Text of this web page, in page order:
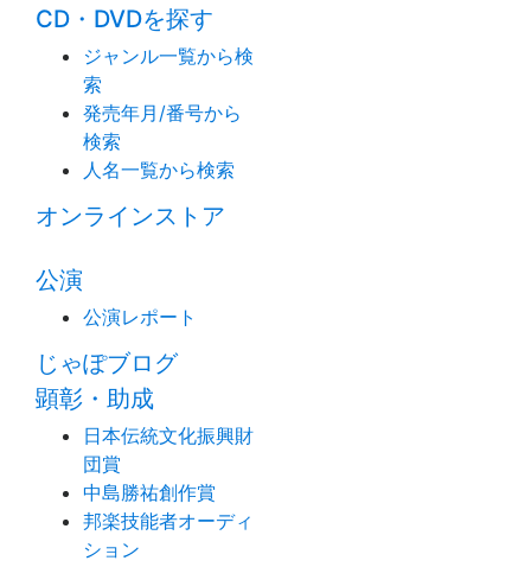
CD・DVDを探す
ジャンル一覧から検
索
発売年月/番号から
検索
人名一覧から検索
オンラインストア
公演
公演レポート
じゃぽブログ
顕彰・助成
日本伝統文化振興財
団賞
中島勝祐創作賞
邦楽技能者オーディ
ション